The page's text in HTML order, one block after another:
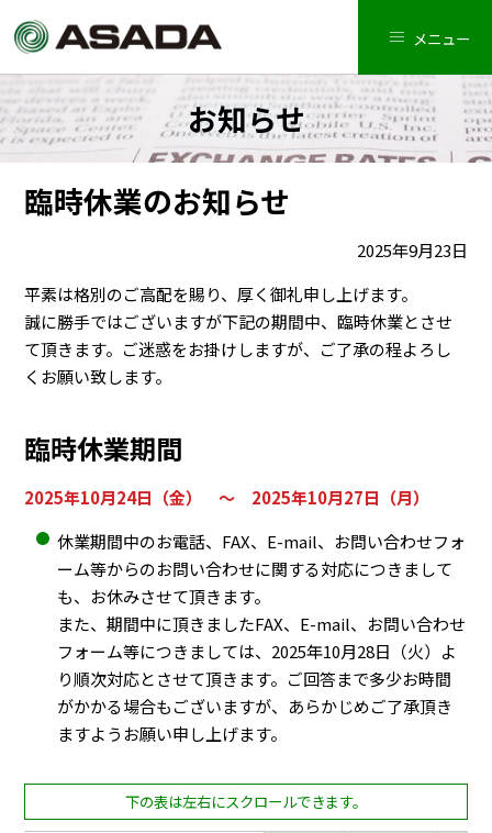
メニュー
お知らせ
臨時休業のお知らせ
2025年9月23日
平素は格別のご高配を賜り、厚く御礼申し上げます。
誠に勝手ではございますが下記の期間中、臨時休業とさせ
て頂きます。ご迷惑をお掛けしますが、ご了承の程よろし
くお願い致します。
臨時休業期間
2025年10月24日（金） ～ 2025年10月27日（月）
休業期間中のお電話、FAX、E-mail、お問い合わせフォ
ーム等からのお問い合わせに関する対応につきまして
も、お休みさせて頂きます。
また、期間中に頂きましたFAX、E-mail、お問い合わせ
フォーム等につきましては、2025年10月28日（火）よ
り順次対応とさせて頂きます。ご回答まで多少お時間
がかかる場合もございますが、あらかじめご了承頂き
ますようお願い申し上げます。